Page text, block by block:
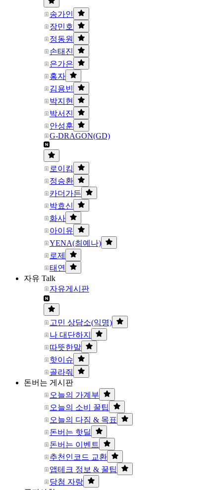
송가인
장민호
정동원
손태진
은가은
홍자
김용빈
박지현
박서진
안성훈
G-DRAGON(GD)
로이킴
정승환
카더가든
박효신
화사
아이유
YENA(최예나)
로제
태연
자유 Talk
자유게시판
고민 상담소(익명)
나 대단하지
따뜻한말
핫이슈
골라줘
돈버는 게시판
오늘의 가계부
오늘의 소비 꿀팁
오늘의 다짐 & 목표
돈버는 핫딜
돈버는 이벤트
추천인코드 교환
앱테크 정보 & 꿀팁
당첨 자랑